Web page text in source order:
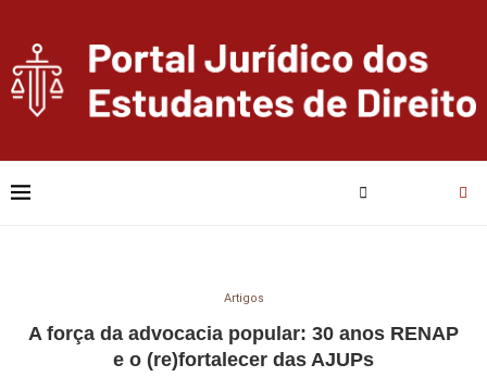
Artigos
A força da advocacia popular: 30 anos RENAP
e o (re)fortalecer das AJUPs